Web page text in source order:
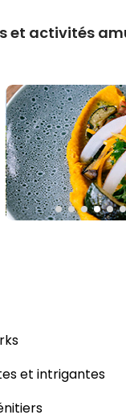
et activités
et intrigantes